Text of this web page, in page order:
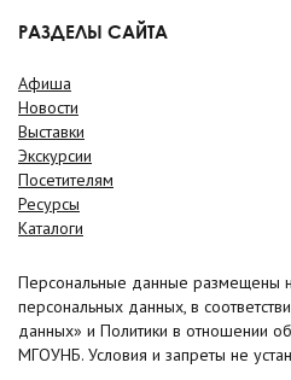
РАЗДЕЛЫ САЙТА
Афиша
Новости
Выставки
Экскурсии
Посетителям
Ресурсы
Каталоги
Персональные данные размещены
персональных данных, в
данных» и Политики в отношении
МГОУНБ. Условия и запреты не